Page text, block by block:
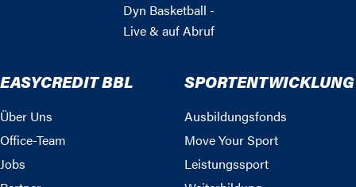
Dyn Basketball -
Live & auf Abruf
EASYCREDIT BBL
Über Uns
Office-Team
Jobs
SPORTENTWICKLUNG
Ausbildungsfonds
Move Your Sport
Leistungssport